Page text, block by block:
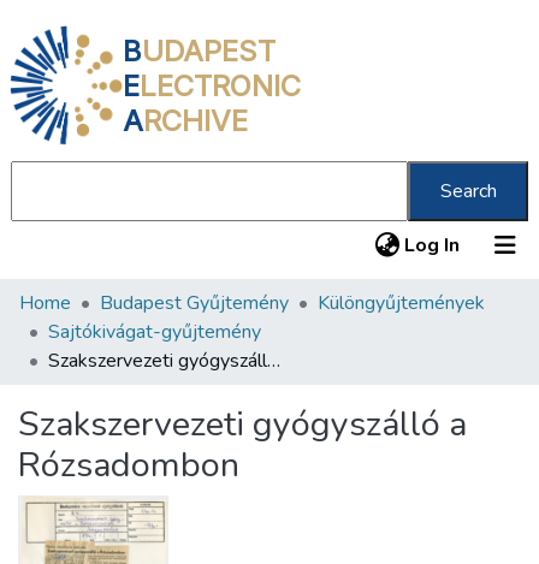
BUDAPEST
ELECTRONIC
ARCHIVE
Search
Log In (current)
Communities & Collections
All of DSpace
About us
Home Budapest Gyűjtemény
Különgyűjtemények
Sajtókivágat-gyűjtemény
Szakszervezeti gyógyszálló a Rózsadombon
Szakszervezeti gyógyszálló a
Rózsadombon